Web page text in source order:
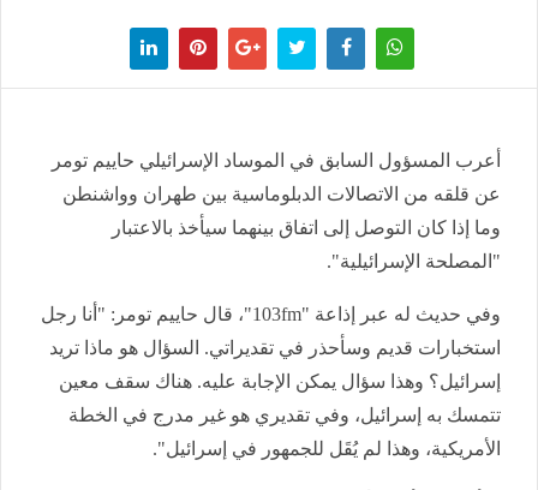
أعرب المسؤول السابق في الموساد الإسرائيلي حاييم تومر
عن قلقه من الاتصالات الدبلوماسية بين طهران وواشنطن
وما إذا كان التوصل إلى اتفاق بينهما سيأخذ بالاعتبار
"المصلحة الإسرائيلية".
وفي حديث له عبر إذاعة "103fm"، قال حاييم تومر: "أنا رجل
استخبارات قديم وسأحذر في تقديراتي. السؤال هو ماذا تريد
إسرائيل؟ وهذا سؤال يمكن الإجابة عليه. هناك سقف معين
تتمسك به إسرائيل، وفي تقديري هو غير مدرج في الخطة
الأمريكية، وهذا لم يُقَل للجمهور في إسرائيل".